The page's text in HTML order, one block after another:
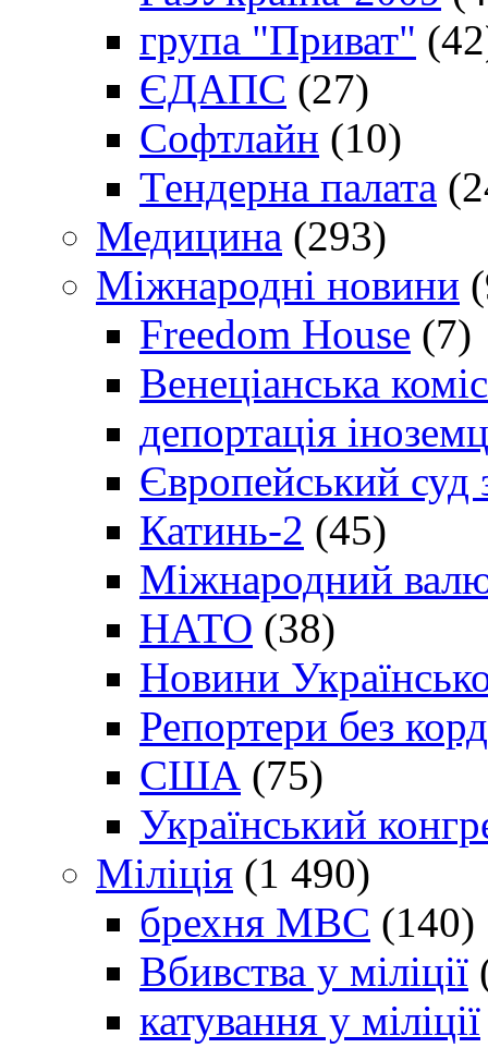
група "Приват"
ЄДАПС (27)
Софтлайн (10)
Тендерна палата
Медицина (293)
Міжнародні новини
Freedom House (7)
Венеціанська
депортація
Європейський
Катинь-2 (45)
Міжнародний
НАТО (38)
Новини
Репортери без
США (75)
Український
Міліція (1 490)
брехня МВС (140)
Вбивства у міліції
катування у міліції